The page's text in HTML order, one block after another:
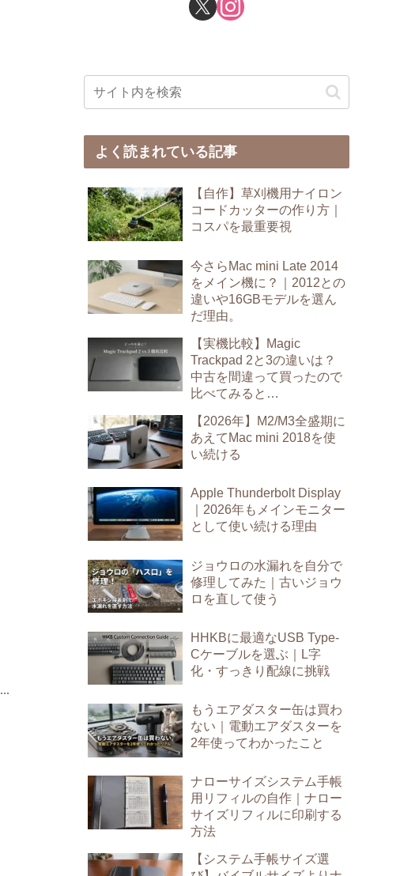
よく読まれている記事
【自作】草刈機用ナイロン
コードカッターの作り方｜
コスパを最重要視
今さらMac mini Late 2014
をメイン機に？｜2012との
違いや16GBモデルを選ん
だ理由。
【実機比較】Magic
Trackpad 2と3の違いは？
中古を間違って買ったので
比べてみると…
【2026年】M2/M3全盛期に
あえてMac mini 2018を使
い続ける
Apple Thunderbolt Display
｜2026年もメインモニター
として使い続ける理由
ジョウロの水漏れを自分で
修理してみた｜古いジョウ
ロを直して使う
HHKBに最適なUSB Type-
Cケーブルを選ぶ｜L字
化・すっきり配線に挑戦
もうエアダスター缶は買わ
ない｜電動エアダスターを
2年使ってわかったこと
ナローサイズシステム手帳
用リフィルの自作｜ナロー
サイズリフィルに印刷する
方法
【システム手帳サイズ選